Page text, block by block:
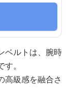
ベルトは、腕時
。
高級感を融合さ